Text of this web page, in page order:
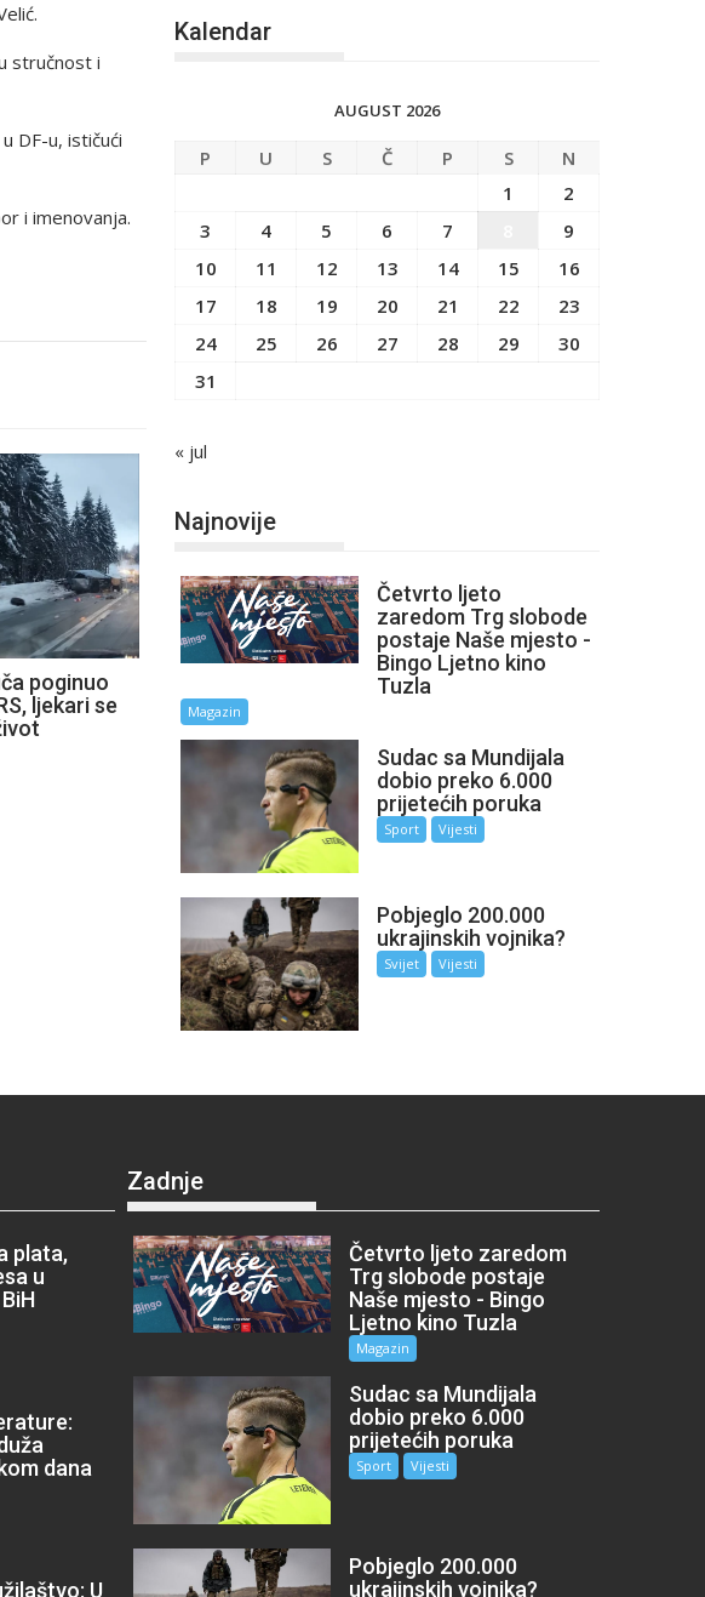
stručnost i
DF-u, ističući
i imenovanja.
poginuo
ljekari se
Kalendar
AUGUST 2026
P U S Č P S
N
1
2
3
4 5 6 7
9
10
11 12 13 14 15
16
17
18 19 20 21 22
23
24
25 26 27 28 29
30
31
« jul
Najnovije
Četvrto ljeto
zaredom Trg slobode
postaje Naše mjesto -
Bingo Ljetno kino
Tuzla
Magazin
Sudac sa Mundijala
dobio preko 6.000
prijetećih poruka
Sport Vijesti
Pobjeglo 200.000
ukrajinskih vojnika?
Svijet Vijesti
plata,
u
dana
U
Zadnje
Četvrto ljeto zaredom
Trg slobode postaje
Naše mjesto - Bingo
Ljetno kino Tuzla
Magazin
Sudac sa Mundijala
dobio preko 6.000
prijetećih poruka
Sport Vijesti
Pobjeglo 200.000
ukrajinskih vojnika?